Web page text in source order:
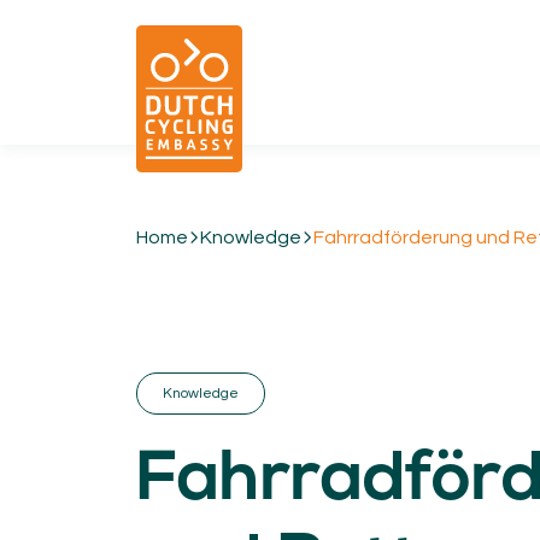
Cycling & Strategies
Cycling & Intermodality
Cycling & Behaviour
Home Knowledge Fahrradförderung und
Knowledge